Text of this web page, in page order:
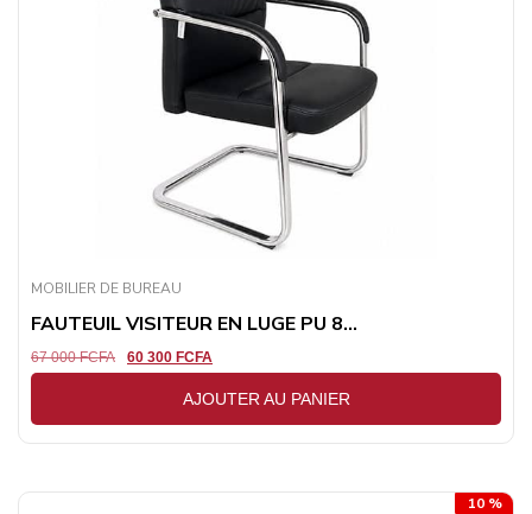
MOBILIER DE BUREAU
FAUTEUIL VISITEUR EN LUGE PU 8...
67 000FCFA 60 300 FCFA
AJOUTER AU PANIER
10 %